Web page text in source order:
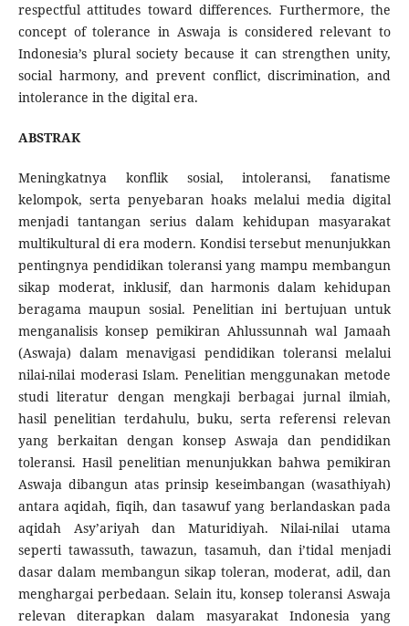
respectful attitudes toward differences. Furthermore, the
concept of tolerance in Aswaja is considered relevant to
Indonesia’s plural society because it can strengthen unity,
social harmony, and prevent conflict, discrimination, and
intolerance in the digital era.
ABSTRAK
Meningkatnya konflik sosial, intoleransi, fanatisme
kelompok, serta penyebaran hoaks melalui media digital
menjadi tantangan serius dalam kehidupan masyarakat
multikultural di era modern. Kondisi tersebut menunjukkan
pentingnya pendidikan toleransi yang mampu membangun
sikap moderat, inklusif, dan harmonis dalam kehidupan
beragama maupun sosial. Penelitian ini bertujuan untuk
menganalisis konsep pemikiran Ahlussunnah wal Jamaah
(Aswaja) dalam menavigasi pendidikan toleransi melalui
nilai-nilai moderasi Islam. Penelitian menggunakan metode
studi literatur dengan mengkaji berbagai jurnal ilmiah,
hasil penelitian terdahulu, buku, serta referensi relevan
yang berkaitan dengan konsep Aswaja dan pendidikan
toleransi. Hasil penelitian menunjukkan bahwa pemikiran
Aswaja dibangun atas prinsip keseimbangan (wasathiyah)
antara aqidah, fiqih, dan tasawuf yang berlandaskan pada
aqidah Asy’ariyah dan Maturidiyah. Nilai-nilai utama
seperti tawassuth, tawazun, tasamuh, dan i’tidal menjadi
dasar dalam membangun sikap toleran, moderat, adil, dan
menghargai perbedaan. Selain itu, konsep toleransi Aswaja
relevan diterapkan dalam masyarakat Indonesia yang